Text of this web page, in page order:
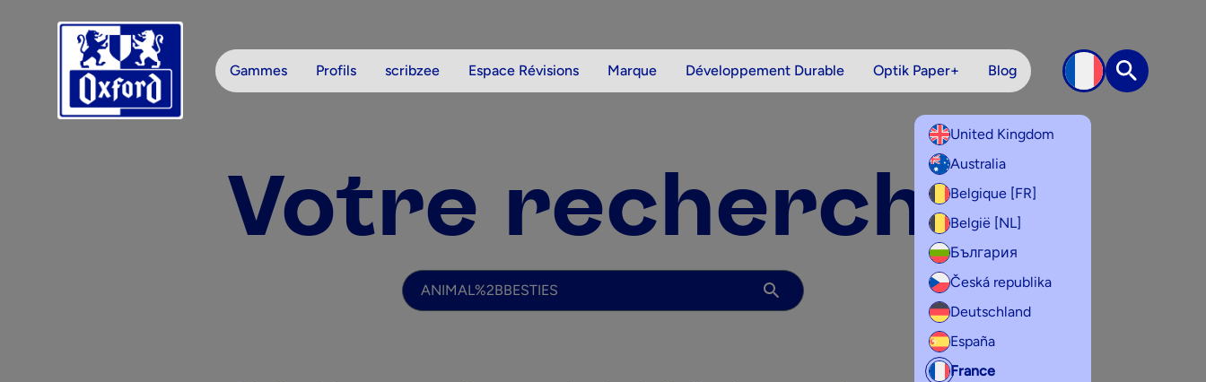
Gammes Profils scribzee Espace Révisions Marque Développement Durable Optik Paper+ Blog
United Kingdom
Australia
Belgique [FR]
België [NL]
България
Česká republika
Deutschland
España
France
Votre recherche
Votre recherche